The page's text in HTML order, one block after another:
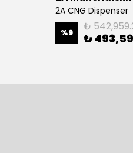
2A CNG Dispenser
%9 ₺
₺